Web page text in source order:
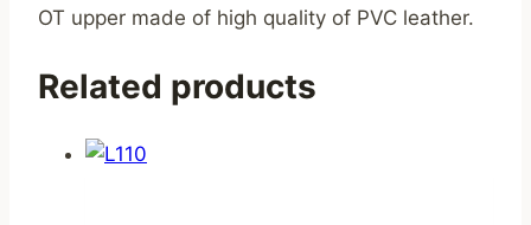
OT upper made of high quality of PVC leather.
Related products